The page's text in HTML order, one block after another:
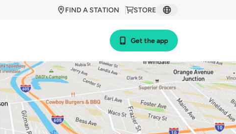
STORE
FIND A STATION
Get the app